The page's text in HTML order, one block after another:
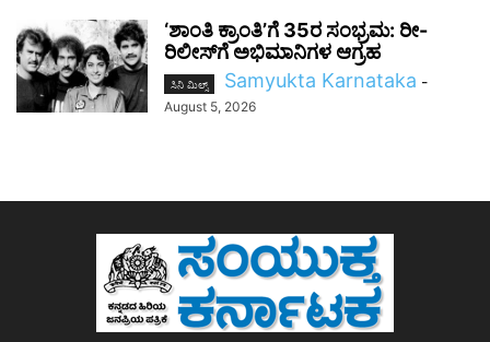
‘ಶಾಂತಿ ಕ್ರಾಂತಿ’ಗೆ 35ರ ಸಂಭ್ರಮ: ರೀ-
ರಿಲೀಸ್‌ಗೆ ಅಭಿಮಾನಿಗಳ ಆಗ್ರಹ
ಸಿನಿ ಮಿಲ್ಸ್ Samyukta Karnataka -
August 5, 2026